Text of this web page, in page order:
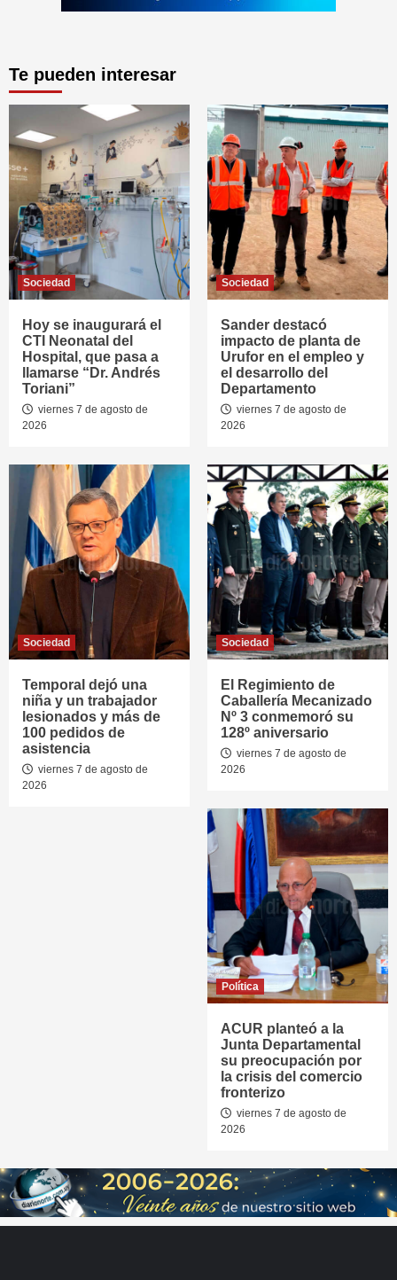
Te pueden interesar
Sociedad
Hoy se inaugurará el
CTI Neonatal del
Hospital, que pasa a
llamarse “Dr. Andrés
Toriani”
viernes 7 de agosto de
2026
Sociedad
Sander destacó
impacto de planta de
Urufor en el empleo y
el desarrollo del
Departamento
viernes 7 de agosto de
2026
Sociedad
Temporal dejó una
niña y un trabajador
lesionados y más de
100 pedidos de
asistencia
viernes 7 de agosto de
2026
Sociedad
El Regimiento de
Caballería Mecanizado
Nº 3 conmemoró su
128º aniversario
viernes 7 de agosto de
2026
Política
ACUR planteó a la
Junta Departamental
su preocupación por
la crisis del comercio
fronterizo
viernes 7 de agosto de
2026